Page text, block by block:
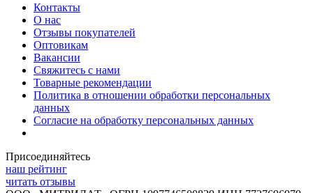
Контакты
О нас
Отзывы покупателей
Оптовикам
Вакансии
Свяжитесь с нами
Товарные рекомендации
Политика в отношении обработки персональных
данных
Согласие на обработку персональных данных
Присоединяйтесь
наш рейтинг
читать отзывы